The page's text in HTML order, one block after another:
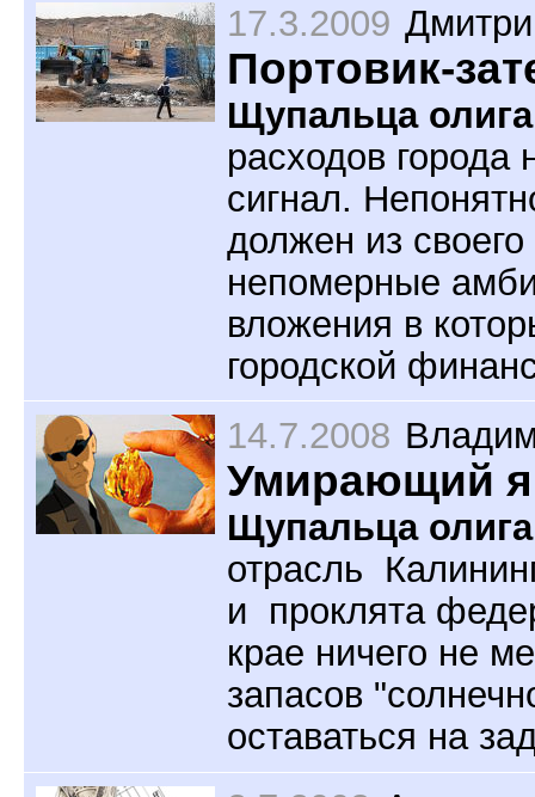
17.3.2009
Портовик-
Щупальца
расходов
сигнал.
должен из
непомерные
вложения в
городской
14.7.2008
Умирающий
Щупальца
отрасль
и проклята
крае ничего не
запасов
оставаться на